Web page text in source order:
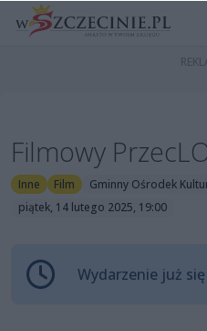
Filmowy
Inne Film
Gminny Ośrodek
piątek, 14 lutego 2025, 19:00
Wydarzenie już się